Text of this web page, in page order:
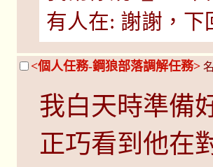
有人在: 謝謝，下
<個人任務-鋼狼部落調解任務>
我白天時準備
正巧看到他在